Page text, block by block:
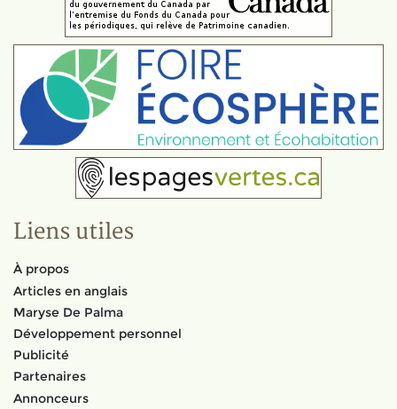
Liens utiles
À propos
Articles en anglais
Maryse De Palma
Développement personnel
Publicité
Partenaires
Annonceurs